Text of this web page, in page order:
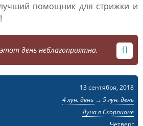
помощник для стрижки и
день неблагоприятна.
13 сентября, 2018
4 лун. день → 5 лун. день
Луна в Скорпионе
Четверг